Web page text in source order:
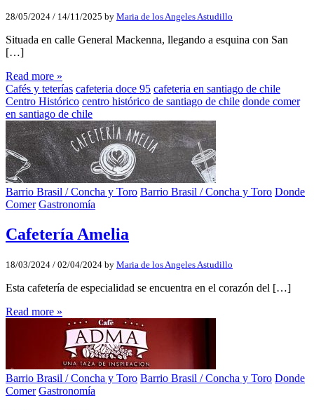
28/05/2024 / 14/11/2025 by Maria de los Angeles Astudillo
Situada en calle General Mackenna, llegando a esquina con San
[…]
Read more »
Cafés y teterías cafeteria doce 95 cafeteria en santiago de chile
Centro Histórico centro histórico de santiago de chile donde comer
en santiago de chile
Barrio Brasil / Concha y Toro Barrio Brasil / Concha y Toro Donde
Comer Gastronomía
Cafetería Amelia
18/03/2024 / 02/04/2024 by Maria de los Angeles Astudillo
Esta cafetería de especialidad se encuentra en el corazón del […]
Read more »
Barrio Brasil / Concha y Toro Barrio Brasil / Concha y Toro Donde
Comer Gastronomía